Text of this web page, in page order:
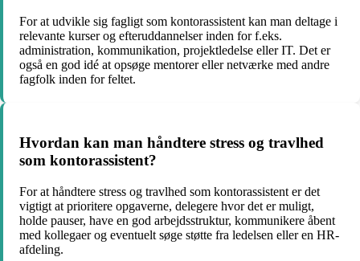
For at udvikle sig fagligt som kontorassistent kan man deltage i
relevante kurser og efteruddannelser inden for f.eks.
administration, kommunikation, projektledelse eller IT. Det er
også en god idé at opsøge mentorer eller netværke med andre
fagfolk inden for feltet.
Hvordan kan man håndtere stress og travlhed
som kontorassistent?
For at håndtere stress og travlhed som kontorassistent er det
vigtigt at prioritere opgaverne, delegere hvor det er muligt,
holde pauser, have en god arbejdsstruktur, kommunikere åbent
med kollegaer og eventuelt søge støtte fra ledelsen eller en HR-
afdeling.